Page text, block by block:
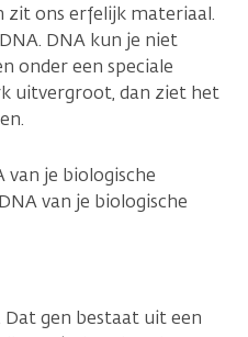
zit ons erfelijk materiaal.
DNA kun je niet
onder een speciale
uitvergroot, dan ziet het
van je biologische
van je biologische
Dat gen bestaat uit een